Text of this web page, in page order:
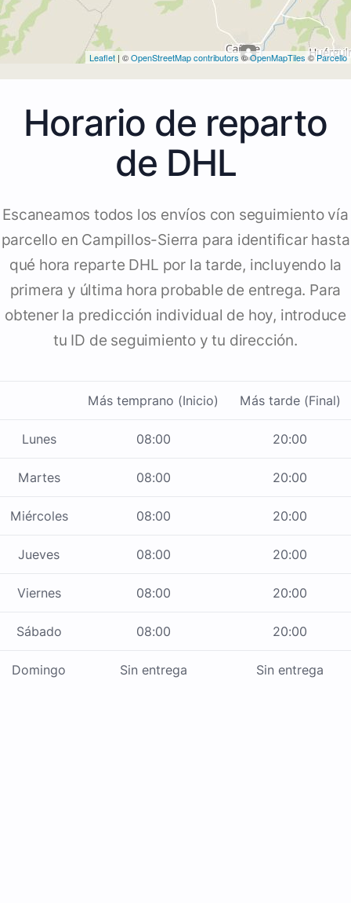
Leaflet | ©OpenStreetMap contributors©OpenMapTiles ©Parcello
Horario de reparto
de DHL
Escaneamos todos los envíos con seguimiento vía
parcello en Campillos-Sierra para identificar hasta
qué hora reparte DHL por la tarde, incluyendo la
primera y última hora probable de entrega. Para
obtener la predicción individual de hoy, introduce
tu ID de seguimiento y tu dirección.
Más temprano (Inicio) Más tarde (Final)
Lunes 08:00 20:00
Martes 08:00 20:00
Miércoles 08:00 20:00
Jueves 08:00 20:00
Viernes 08:00 20:00
Sábado 08:00 20:00
Domingo Sin entrega Sin entrega